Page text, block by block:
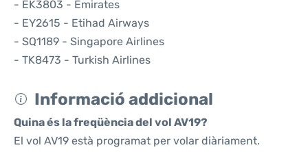
- EK3803 - Emirates
- EY2615 - Etihad Airways
- SQ1189 - Singapore Airlines
- TK8473 - Turkish Airlines
Informació addicional
Quina és la freqüència del vol AV19?
El vol AV19 està programat per volar diàriament.